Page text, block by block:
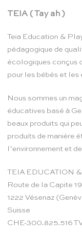
TEIA ( Tay ah )
Teia Education &
pédagogique de
écologiques conçus
pour les bébés et les
Nous sommes un
éducatives basé à
beaux produits qui
produits de manière
l’environnement et
TEIA EDUCATION
Route de la Capite
1222 Vésenaz
Suisse
CHE-300.825.516